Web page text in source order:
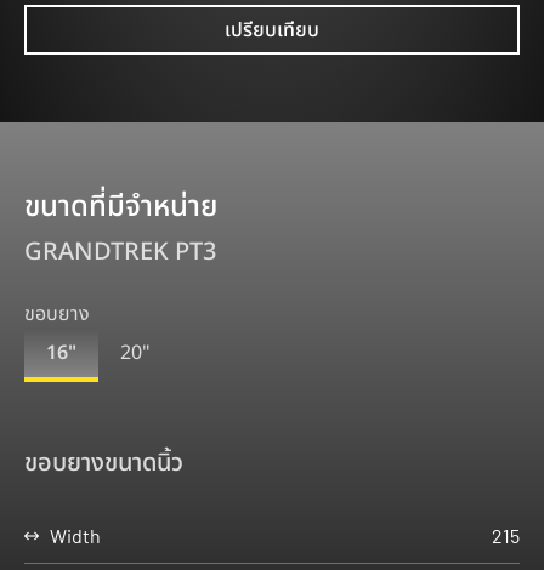
เปรียบเทียบ
ขนาดที่มีจำหน่าย
GRANDTREK PT3
ขอบยาง
16"
20"
ขอบยางขนาดนิ้ว
Width 215